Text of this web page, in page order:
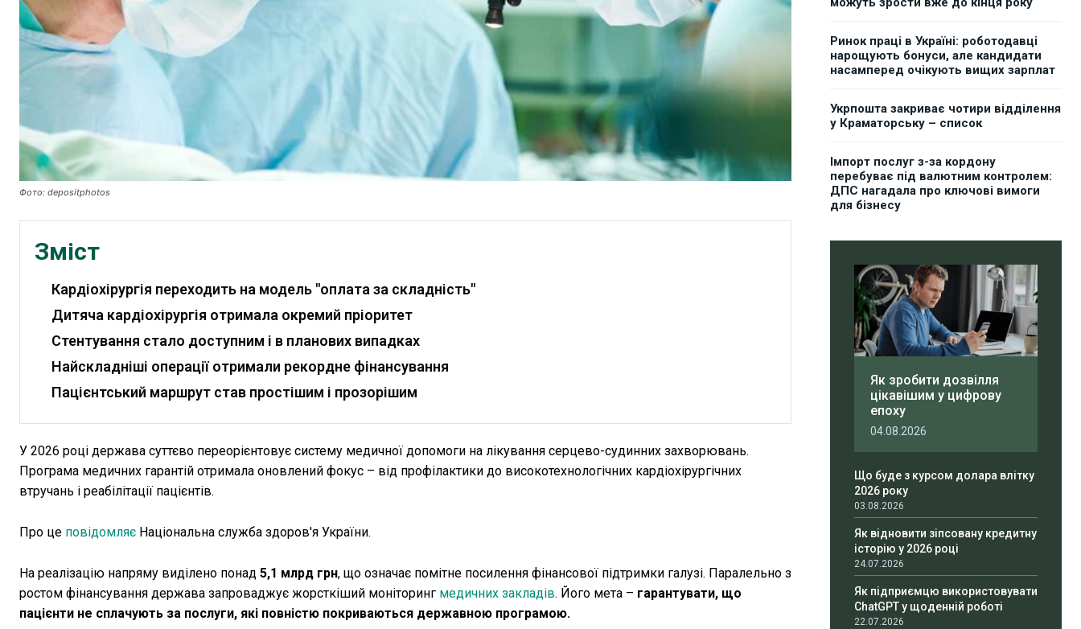
Фото: depositphotos
Зміст
Кардіохірургія переходить на модель "оплата за складність"
Дитяча кардіохірургія отримала окремий пріоритет
Стентування стало доступним і в планових випадках
Найскладніші операції отримали рекордне фінансування
Пацієнтський маршрут став простішим і прозорішим
У 2026 році держава суттєво переорієнтовує систему медичної допомоги на лікування серцево-судинних захворювань.
Програма медичних гарантій отримала оновлений фокус – від профілактики до високотехнологічних кардіохірургічних
втручань і реабілітації пацієнтів.
Про це повідомляє Національна служба здоров'я України.
На реалізацію напряму виділено понад 5,1 млрд грн, що означає помітне посилення фінансової підтримки галузі. Паралельно з
ростом фінансування держава запроваджує жорсткіший моніторинг медичних закладів. Його мета – гарантувати, що
пацієнти не сплачують за послуги, які повністю покриваються державною програмою.
Ринок праці в Україні: роботодавці
нарощують бонуси, але кандидати
насамперед очікують вищих зарплат
Укрпошта закриває чотири відділення
у Краматорську – список
Імпорт послуг з-за кордону
перебуває під валютним контролем:
ДПС нагадала про ключові вимоги
для бізнесу
Як зробити дозвілля
цікавішим у цифрову
епоху
04.08.2026
Що буде з курсом долара влітку
2026 року
03.08.2026
Як відновити зіпсовану кредитну
історію у 2026 році
24.07.2026
Як підприємцю використовувати
ChatGPT у щоденній роботі
22.07.2026